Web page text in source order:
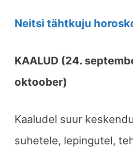
Neitsi tähtkuju
KAALUD (24.
oktoober)
Kaaludel suur
suhetele, lepingutel,